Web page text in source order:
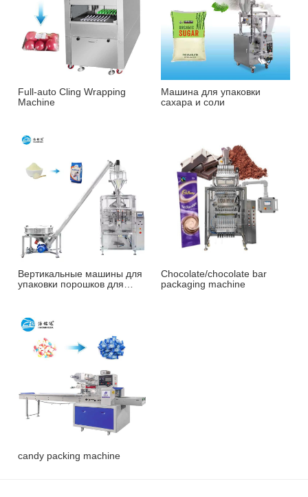
Full-auto Cling Wrapping
Machine
Машина для упаковки
сахара и соли
Вертикальные машины для
упаковки порошков для
Chocolate/chocolate bar
packaging machine
candy packing machine